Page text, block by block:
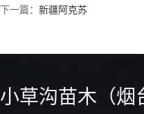
下一篇： 新疆阿克苏
小草沟苗木（烟